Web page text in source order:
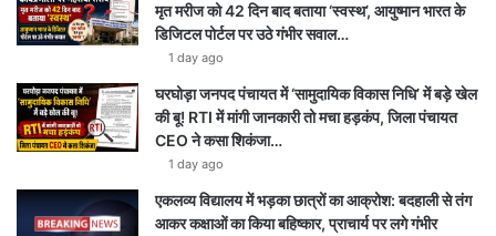
मृत मरीज को 42 दिन बाद बताया ‘स्वस्थ’, आयुष्मान भारत के
डिजिटल पोर्टल पर उठे गंभीर सवाल…
1 day ago
घरघोड़ा जनपद पंचायत में ‘सामुदायिक विकास निधि’ में बड़े खेल
की बू! RTI में मांगी जानकारी तो मचा हड़कंप, जिला पंचायत
CEO ने कसा शिकंजा…
1 day ago
एकलव्य विद्यालय में भड़का छात्रों का आक्रोश: बदहाली से तंग
आकर कक्षाओं का किया बहिष्कार, प्राचार्य पर लगे गंभीर